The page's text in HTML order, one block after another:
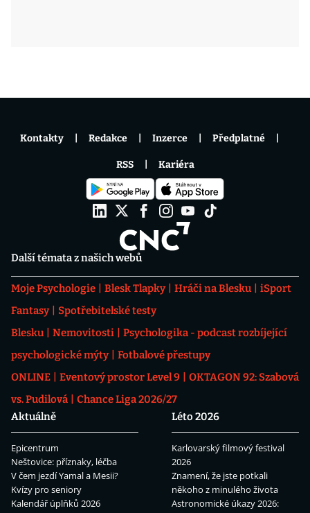
Další témata z našich webů
Moje Psychologie Blesk Tlapky Hráči na Blesku
iSport
Fantasy
Spotřebitelské testy
Blesku
Nemovitosti
Psychologika - podcast rozbíjející
psychologické mýty
Fotbalové přestupy
ONLINE
Eventový prostor Level 9
OKTAGON 92: Szabová
vs. Pudilová
Chance Liga 2026/27
Aktuálně
Epicentrum
Neštovice: příznaky, léčba
V čem jezdí Yamal a Mesii?
Kvízy pro seniory
Kalendář úplňků 2026
Léto 2026
Karlovarský filmový festival
2026
Znamení, že jste potkali
někoho z minulého života
Astronomické úkazy 2026:
Kontakty Redakce Inzerce Předplatné
RSS Kariéra